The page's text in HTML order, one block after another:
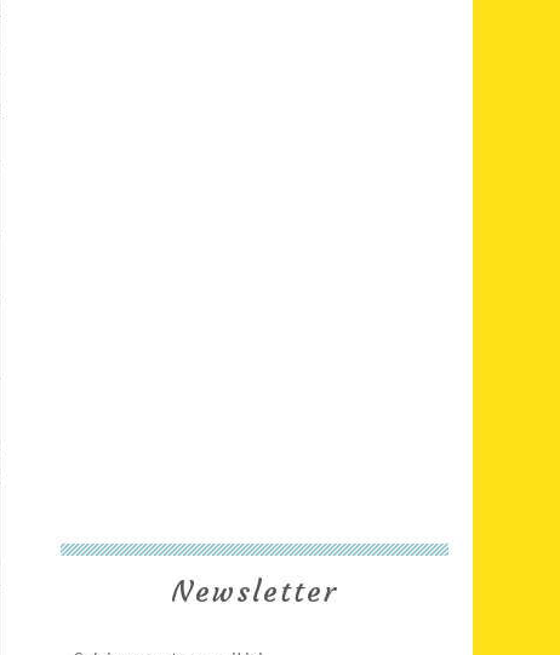
Newsletter